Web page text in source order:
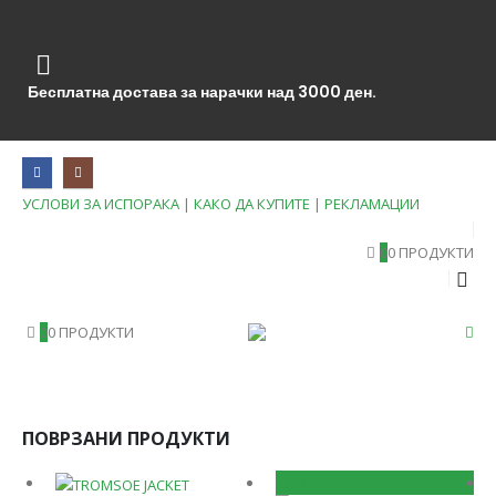
Бесплатна достава за нарачки над 3000 ден.
УСЛОВИ ЗА ИСПОРАКА | КАКО ДА КУПИТЕ | РЕКЛАМАЦИИ
00 ПРОДУКТИ
00 ПРОДУКТИ
ПОВРЗАНИ ПРОДУКТИ